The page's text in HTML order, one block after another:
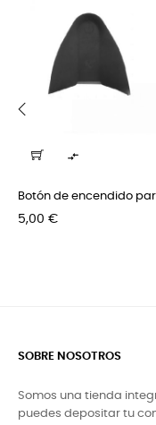

Botón de encendido
Precio
5,00 €
SOBRE NOSOTROS
Somos una tienda
puedes depositar tu